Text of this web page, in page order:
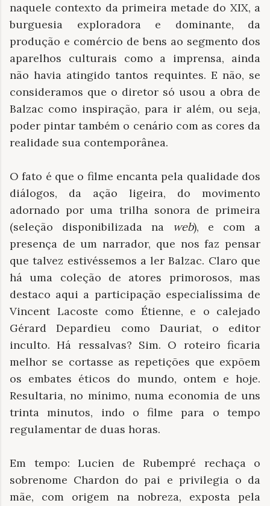
naquele contexto da primeira metade do XIX, a
burguesia exploradora e dominante, da
produção e comércio de bens ao segmento dos
aparelhos culturais como a imprensa, ainda
não havia atingido tantos requintes. E não, se
consideramos que o diretor só usou a obra de
Balzac como inspiração, para ir além, ou seja,
poder pintar também o cenário com as cores da
realidade sua contemporânea.
O fato é que o filme encanta pela qualidade dos
diálogos, da ação ligeira, do movimento
adornado por uma trilha sonora de primeira
(seleção disponibilizada na web), e com a
presença de um narrador, que nos faz pensar
que talvez estivéssemos a ler Balzac. Claro que
há uma coleção de atores primorosos, mas
destaco aqui a participação especialíssima de
Vincent Lacoste como Étienne, e o calejado
Gérard Depardieu como Dauriat, o editor
inculto. Há ressalvas? Sim. O roteiro ficaria
melhor se cortasse as repetições que expõem
os embates éticos do mundo, ontem e hoje.
Resultaria, no mínimo, numa economia de uns
trinta minutos, indo o filme para o tempo
regulamentar de duas horas.
Em tempo: Lucien de Rubempré rechaça o
sobrenome Chardon do pai e privilegia o da
mãe, com origem na nobreza, exposta pela